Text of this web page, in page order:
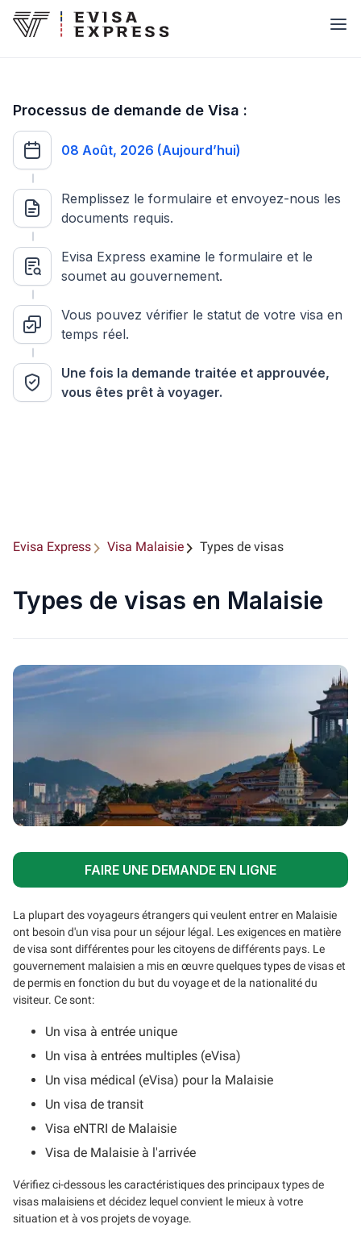
Processus de demande de Visa :
08 Août, 2026 (Aujourd’hui)
Remplissez le formulaire et envoyez-nous les
documents requis.
Evisa Express examine le formulaire et le
soumet au gouvernement.
Vous pouvez vérifier le statut de votre visa en
temps réel.
Une fois la demande traitée et approuvée,
vous êtes prêt à voyager.
Evisa Express Visa Malaisie Types de visas
Types de visas en Malaisie
FAIRE UNE DEMANDE EN LIGNE
La plupart des voyageurs étrangers qui veulent entrer en Malaisie
ont besoin d'un visa pour un séjour légal. Les exigences en matière
de visa sont différentes pour les citoyens de différents pays. Le
gouvernement malaisien a mis en œuvre quelques types de visas et
de permis en fonction du but du voyage et de la nationalité du
visiteur. Ce sont:
Un visa à entrée unique
Un visa à entrées multiples (eVisa)
Un visa médical (eVisa) pour la Malaisie
Un visa de transit
Visa eNTRI de Malaisie
Visa de Malaisie à l'arrivée
Vérifiez ci-dessous les caractéristiques des principaux types de
visas malaisiens et décidez lequel convient le mieux à votre
situation et à vos projets de voyage.